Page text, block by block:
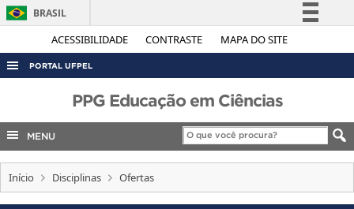
ACESSIBILIDADE CONTRASTE MAPA DO SITE
BRASIL
Simplifique!
Acesso à informação
Legislação
PORTAL UFPEL
ACESSO À INFORMAÇÃO
CONCURSOS
PPG Educação em Ciências
MENU
Início Disciplinas Ofertas